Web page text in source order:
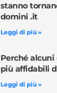
stanno
domini .it
Leggi di più »
Perché
più affidabili
Leggi di più »